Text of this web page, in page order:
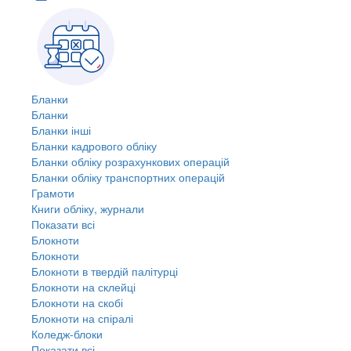
Бланки
Бланки
Бланки інші
Бланки кадрового обліку
Бланки обліку розрахункових операцій
Бланки обліку транспортних операцій
Грамоти
Книги обліку, журнали
Показати всі
Блокноти
Блокноти
Блокноти в твердій палітурці
Блокноти на склейці
Блокноти на скобі
Блокноти на спіралі
Коледж-блоки